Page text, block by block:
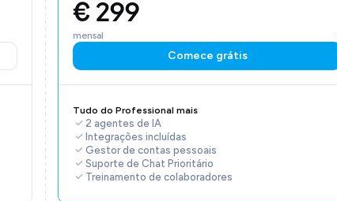
€ 299
mensal
Comece grátis
Tudo do Professional mais
2 agentes de IA
Integrações incluídas
Gestor de contas pessoais
Suporte de Chat Prioritário
Treinamento de colaboradores